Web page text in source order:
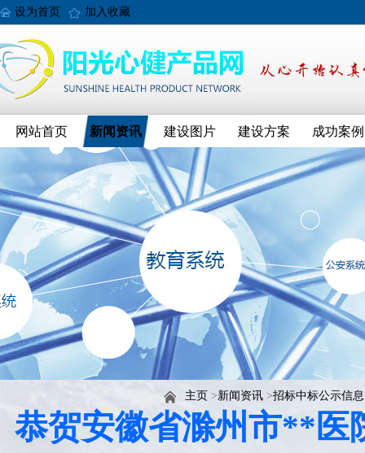
设为首页 加入收藏
网站首页 新闻资讯 建设图片 建设方案 成功案例
主页 >新闻资讯 >招标中标公示信息
恭贺安徽省滁州市**医